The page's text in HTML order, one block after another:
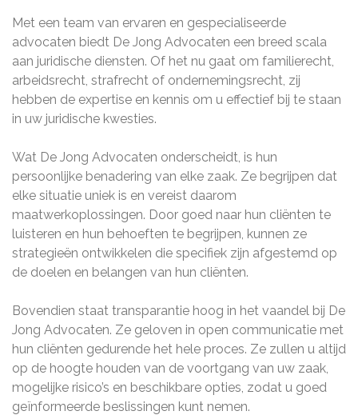
Met een team van ervaren en gespecialiseerde
advocaten biedt De Jong Advocaten een breed scala
aan juridische diensten. Of het nu gaat om familierecht,
arbeidsrecht, strafrecht of ondernemingsrecht, zij
hebben de expertise en kennis om u effectief bij te staan
in uw juridische kwesties.
Wat De Jong Advocaten onderscheidt, is hun
persoonlijke benadering van elke zaak. Ze begrijpen dat
elke situatie uniek is en vereist daarom
maatwerkoplossingen. Door goed naar hun cliënten te
luisteren en hun behoeften te begrijpen, kunnen ze
strategieën ontwikkelen die specifiek zijn afgestemd op
de doelen en belangen van hun cliënten.
Bovendien staat transparantie hoog in het vaandel bij De
Jong Advocaten. Ze geloven in open communicatie met
hun cliënten gedurende het hele proces. Ze zullen u altijd
op de hoogte houden van de voortgang van uw zaak,
mogelijke risico’s en beschikbare opties, zodat u goed
geïnformeerde beslissingen kunt nemen.